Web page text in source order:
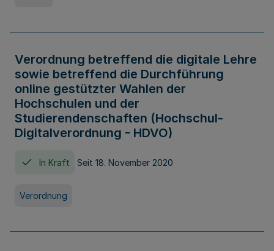
Verordnung betreffend die digitale Lehre
sowie betreffend die Durchführung
online gestützter Wahlen der
Hochschulen und der
Studierendenschaften (Hochschul-
Digitalverordnung - HDVO)
In Kraft Seit 18. November 2020
Verordnung